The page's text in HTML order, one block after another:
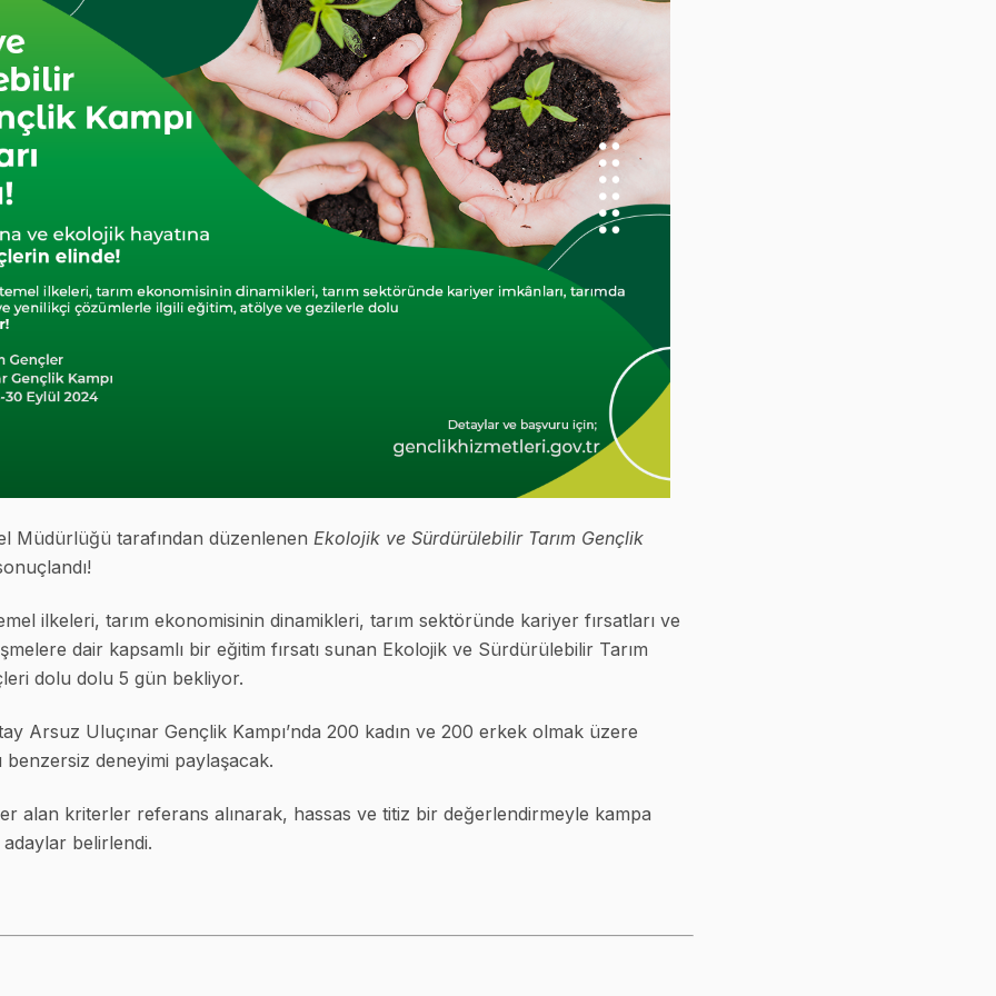
Müdürlüğü tarafından düzenlenen Ekolojik ve Sürdürülebilir Tarım Gençlik
ilkeleri, tarım ekonomisinin dinamikleri, tarım sektöründe kariyer fırsatları ve
dair kapsamlı bir eğitim fırsatı sunan Ekolojik ve Sürdürülebilir Tarım
dolu dolu 5 gün bekliyor.
Arsuz Uluçınar Gençlik Kampı’nda 200 kadın ve 200 erkek olmak üzere
deneyimi paylaşacak.
alan kriterler referans alınarak, hassas ve titiz bir değerlendirmeyle kampa
belirlendi.